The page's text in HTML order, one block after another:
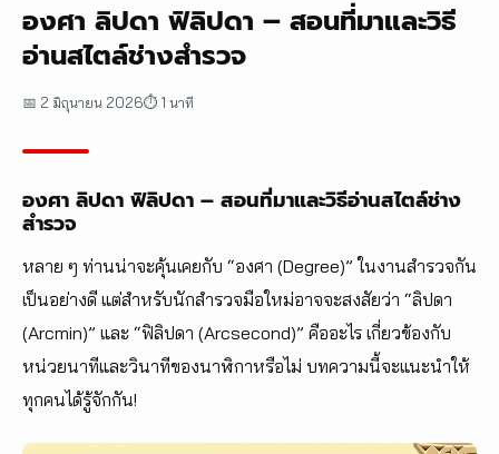
องศา ลิปดา ฟิลิปดา – สอนที่มาและวิธี
อ่านสไตล์ช่างสำรวจ
📅 2 มิถุนายน 2026⏱ 1 นาที
องศา ลิปดา ฟิลิปดา – สอนที่มาและวิธีอ่านสไตล์ช่าง
สำรวจ
หลาย ๆ ท่านน่าจะคุ้นเคยกับ “องศา (Degree)” ในงานสำรวจกัน
เป็นอย่างดี แต่สำหรับนักสำรวจมือใหม่อาจจะสงสัยว่า “ลิปดา
(Arcmin)” และ “ฟิลิปดา (Arcsecond)” คืออะไร เกี่ยวข้องกับ
หน่วยนาทีและวินาทีของนาฬิกาหรือไม่ บทความนี้จะแนะนำให้
ทุกคนได้รู้จักกัน!